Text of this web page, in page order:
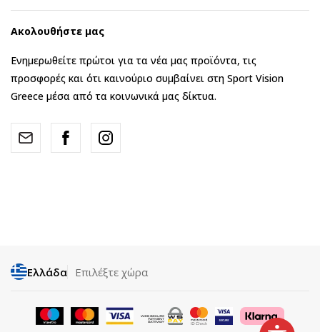
Ακολουθήστε μας
Ενημερωθείτε πρώτοι για τα νέα μας προϊόντα, τις
προσφορές και ότι καινούριο συμβαίνει στη Sport Vision
Greece μέσα από τα κοινωνικά μας δίκτυα.
Ελλάδα Επιλέξτε χώρα